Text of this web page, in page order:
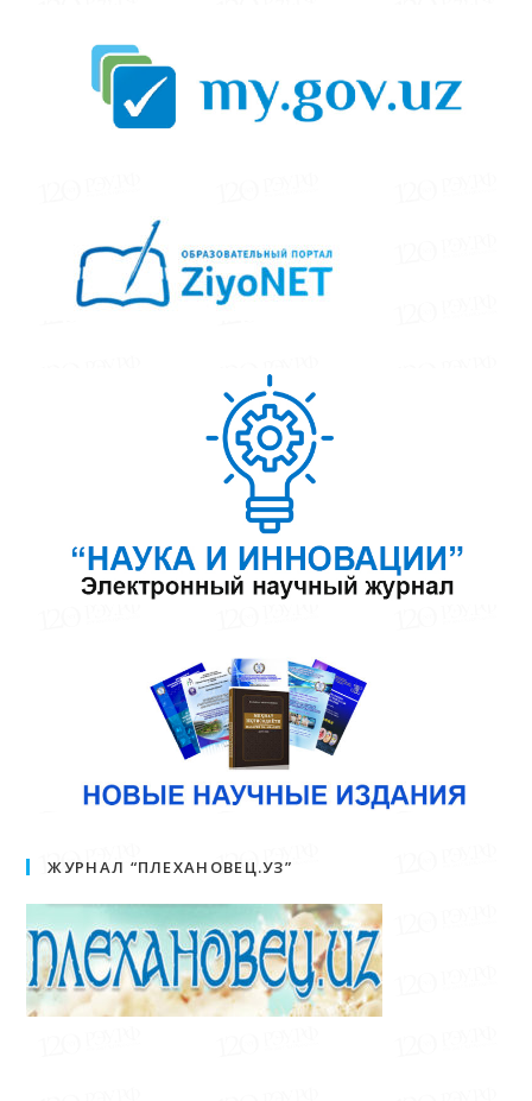
ЖУРНАЛ “ПЛЕХАНОВЕЦ.УЗ”